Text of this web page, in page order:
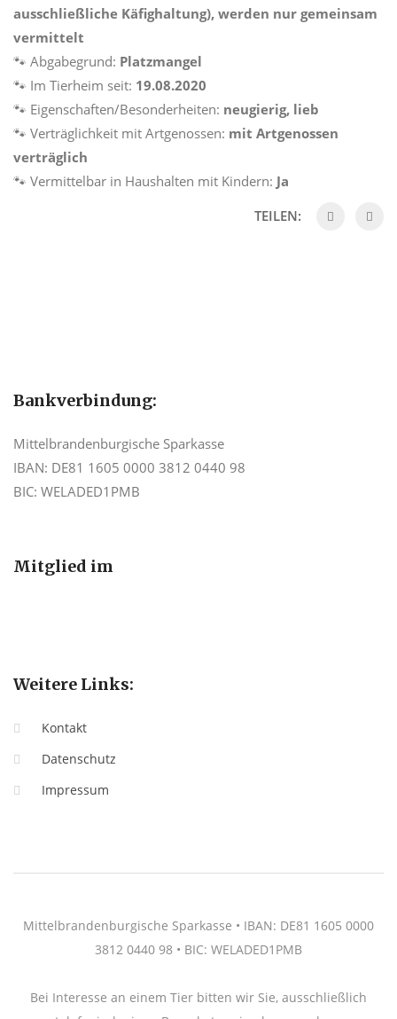
ausschließliche Käfighaltung), werden nur gemeinsam
vermittelt
🐾 Abgabegrund: Platzmangel
🐾 Im Tierheim seit: 19.08.2020
🐾 Eigenschaften/Besonderheiten: neugierig, lieb
🐾 Verträglichkeit mit Artgenossen: mit Artgenossen
verträglich
🐾 Vermittelbar in Haushalten mit Kindern: Ja
TEILEN:
Bankverbindung:
Mittelbrandenburgische Sparkasse
IBAN: DE81 1605 0000 3812 0440 98
BIC: WELADED1PMB
Mitglied im
Weitere Links:
Kontakt
Datenschutz
Impressum
Mittelbrandenburgische Sparkasse • IBAN: DE81 1605 0000
3812 0440 98 • BIC: WELADED1PMB
Bei Interesse an einem Tier bitten wir Sie, ausschließlich